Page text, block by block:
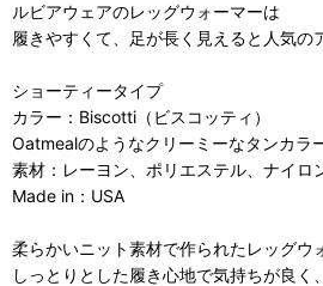
ルビアウェアのレッグウォーマーは
履きやすくて、足が長く見えると人気の
ショーティータイプ
カラー：Biscotti（ビスコッティ）
Oatmealのようなクリーミーなタンカラ
素材：レーヨン、ポリエステル、ナイロ
Made in：USA
柔らかいニット素材で作られたレッグウ
しっとりとした履き心地で気持ちが良く、